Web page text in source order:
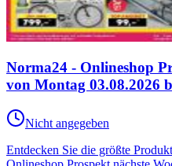
Norma24 - Onlineshop
von Montag 03.08.2026
Nicht angegeben
Entdecken Sie die größte